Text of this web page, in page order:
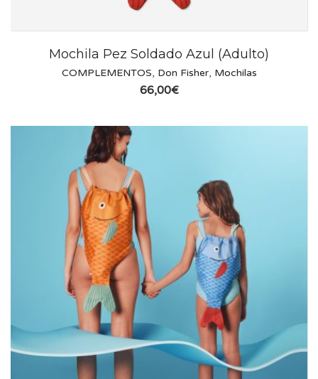
Mochila Pez Soldado Azul (Adulto)
COMPLEMENTOS, Don Fisher, Mochilas
66,00€